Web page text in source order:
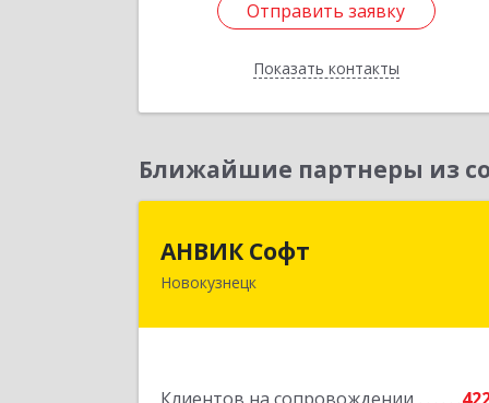
Отправить заявку
Показать контакты
Отправить заявку
Назад
Ближайшие партнеры из
АНВИК Софт
Новокузнецк654079, Кемеровская область -